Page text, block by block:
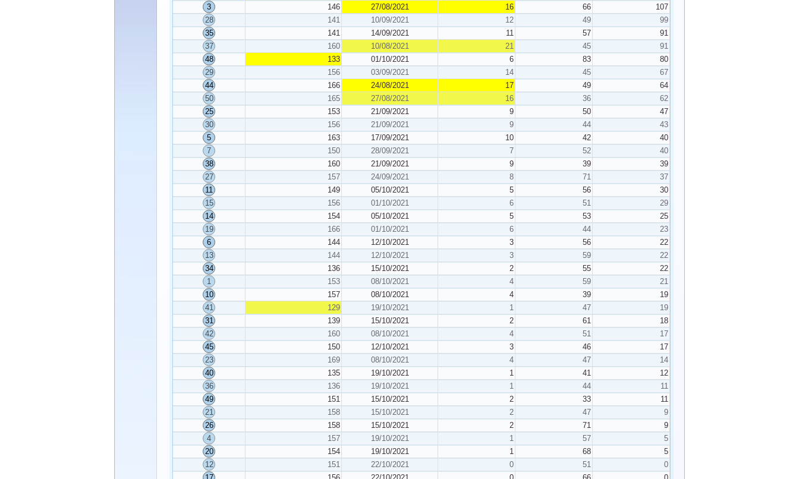
3
146 27/08/2021 16 66
107
28
141 10/09/2021 12 49
99
35
141 14/09/2021 11 57
91
37
160 10/08/2021 21 45
91
48
133 01/10/2021 6 83
80
29
156 03/09/2021 14 45
67
44
166 24/08/2021 17 49
64
50
165 27/08/2021 16 36
62
25
153 21/09/2021 9 50
47
30
156 21/09/2021 9 44
43
5
163 17/09/2021 10 42
40
7
150 28/09/2021 7 52
40
38
160 21/09/2021 9 39
39
27
157 24/09/2021 8 71
37
11
149 05/10/2021 5 56
30
15
156 01/10/2021 6 51
29
14
154 05/10/2021 5 53
25
19
166 01/10/2021 6 44
23
6
144 12/10/2021 3 56
22
13
144 12/10/2021 3 59
22
34
136 15/10/2021 2 55
22
1
153 08/10/2021 4 59
21
10
157 08/10/2021 4 39
19
41
129 19/10/2021 1 47
19
31
139 15/10/2021 2 61
18
42
160 08/10/2021 4 51
17
45
150 12/10/2021 3 46
17
23
169 08/10/2021 4 47
14
40
135 19/10/2021 1 41
12
36
136 19/10/2021 1 44
11
49
151 15/10/2021 2 33
11
21
158 15/10/2021 2 47
9
26
158 15/10/2021 2 71
9
4
157 19/10/2021 1 57
5
20
154 19/10/2021 1 68
5
12
151 22/10/2021 0 51
0